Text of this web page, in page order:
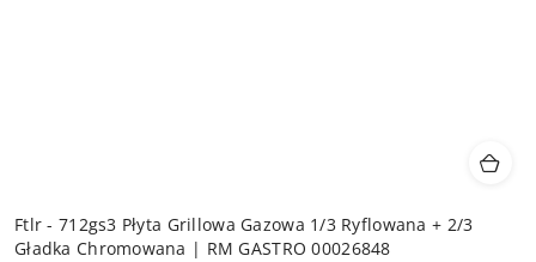
Ftlr - 712gs3 Płyta Grillowa Gazowa 1/3 Ryflowana + 2/3
Gładka Chromowana | RM GASTRO 00026848